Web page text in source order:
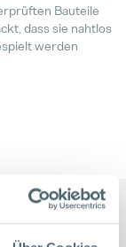
Bauteile
dass sie nahtlos
werden